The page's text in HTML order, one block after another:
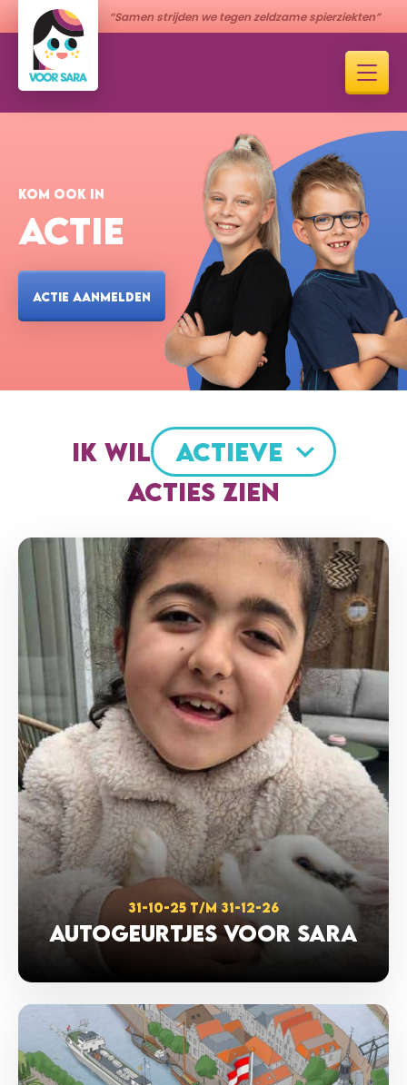
“Samen strijden we tegen zeldzame spierziekten”
KOM OOK IN
ACTIE
ACTIE AANMELDEN
IK WIL
ACTIEVE
ACTIES ZIEN
31-10-25 T/M 31-12-26
AUTOGEURTJES VOOR SARA